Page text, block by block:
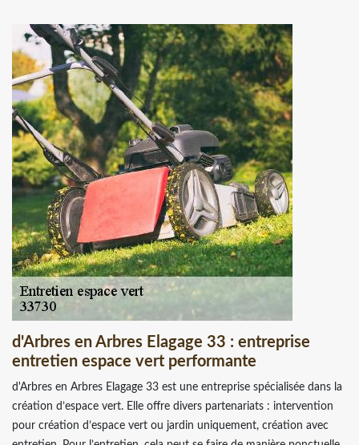
d'Arbres en Arbres Elagage 33 : entreprise
entretien espace vert performante
d'Arbres en Arbres Elagage 33 est une entreprise spécialisée dans la
création d’espace vert. Elle offre divers partenariats : intervention
pour création d’espace vert ou jardin uniquement, création avec